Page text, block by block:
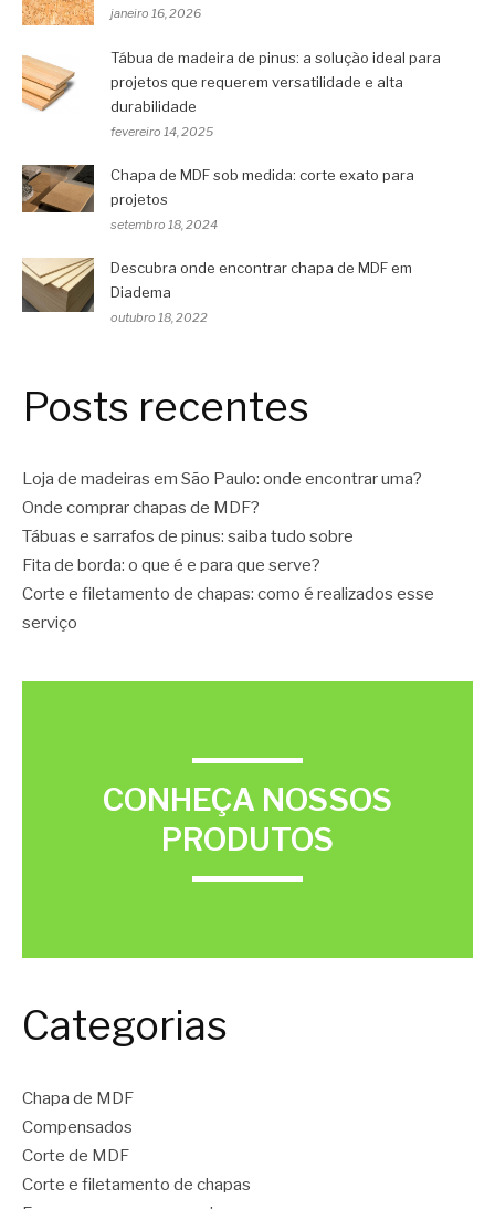
janeiro 16, 2026
Tábua de madeira de pinus: a solução ideal para
projetos que requerem versatilidade e alta
durabilidade
fevereiro 14, 2025
Chapa de MDF sob medida: corte exato para
projetos
setembro 18, 2024
Descubra onde encontrar chapa de MDF em
Diadema
outubro 18, 2022
Posts recentes
Loja de madeiras em São Paulo: onde encontrar uma?
Onde comprar chapas de MDF?
Tábuas e sarrafos de pinus: saiba tudo sobre
Fita de borda: o que é e para que serve?
Corte e filetamento de chapas: como é realizados esse
serviço
CONHEÇA NOSSOS
PRODUTOS
Categorias
Chapa de MDF
Compensados
Corte de MDF
Corte e filetamento de chapas